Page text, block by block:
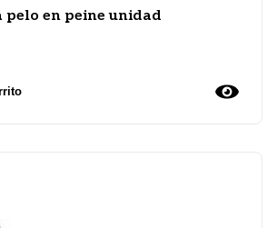
pelo en peine unidad